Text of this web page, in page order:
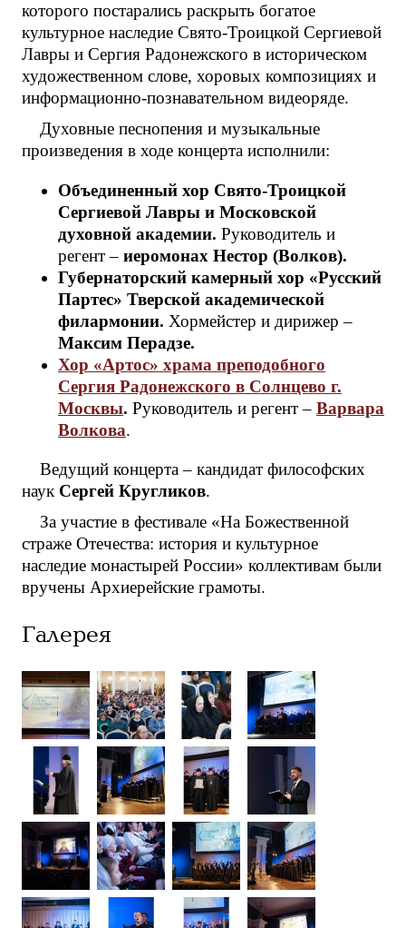
которого постарались раскрыть богатое
культурное наследие Свято-Троицкой Сергиевой
Лавры и Сергия Радонежского в историческом
художественном слове, хоровых композициях и
информационно-познавательном видеоряде.
Духовные песнопения и музыкальные
произведения в ходе концерта исполнили:
Объединенный хор Свято-Троицкой
Сергиевой Лавры и Московской
духовной академии. Руководитель и
регент – иеромонах Нестор (Волков).
Губернаторский камерный хор «Русский
Партес» Тверской академической
филармонии. Хормейстер и дирижер –
Максим Перадзе.
Хор «Артос» храма преподобного
Сергия Радонежского в Солнцево г.
Москвы. Руководитель и регент – Варвара
Волкова.
Ведущий концерта – кандидат философских
наук Сергей Кругликов.
За участие в фестивале «На Божественной
страже Отечества: история и культурное
наследие монастырей России» коллективам были
вручены Архиерейские грамоты.
Галерея